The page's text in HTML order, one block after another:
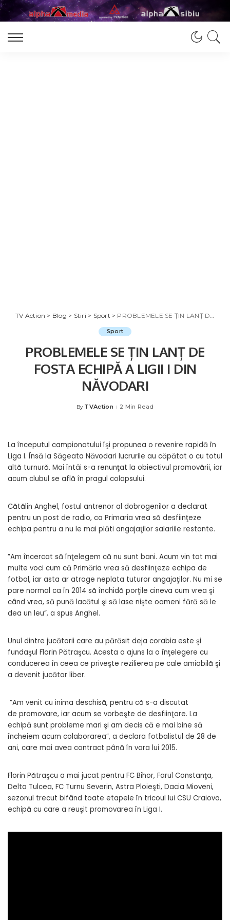
TV Action > Blog > Stiri > Sport > PROBLEMELE SE ȚIN LANȚ DE FOSTA ECHIPĂ A LIGII I DIN NĂVODARI
Sport
PROBLEMELE SE ȚIN LANȚ DE
FOSTA ECHIPĂ A LIGII I DIN
NĂVODARI
Posted
By TVAction 2 Min Read
La începutul campionatului îşi propunea o revenire rapidă în
Liga I. Însă la Săgeata Năvodari lucrurile au căpătat o cu totul
altă turnură. Mai întâi s-a renunţat la obiectivul promovării, iar
acum clubul se află în pragul colapsului.
Cătălin Anghel, fostul antrenor al dobrogenilor a declarat
pentru un post de radio, ca Primaria vrea să desfiinţeze
echipa pentru a nu le mai plăti angajaţilor salariile restante.
”Am încercat să înţelegem că nu sunt bani. Acum vin tot mai
multe voci cum că Primăria vrea să desfiinţeze echipa de
fotbal, iar asta ar atrage neplata tuturor angajaţilor. Nu mi se
pare normal ca în 2014 să închidă porţile cineva cum vrea şi
când vrea, să pună lacătul şi să lase nişte oameni fără să le
dea un leu”, a spus Anghel.
Unul dintre jucătorii care au părăsit deja corabia este şi
fundaşul Florin Pătraşcu. Acesta a ajuns la o înţelegere cu
conducerea în ceea ce priveşte rezilierea pe cale amiabilă şi
a devenit jucător liber.
“Am venit cu inima deschisă, pentru că s-a discutat
de promovare, iar acum se vorbeşte de desfiinţare. La
echipă sunt probleme mari şi am decis că e mai bine să
încheiem acum colaborarea”, a declara fotbalistul de 28 de
ani, care mai avea contract până în vara lui 2015.
Florin Pătraşcu a mai jucat pentru FC Bihor, Farul Constanţa,
Delta Tulcea, FC Turnu Severin, Astra Ploieşti, Dacia Mioveni,
sezonul trecut bifând toate etapele în tricoul lui CSU Craiova,
echipă cu care a reuşit promovarea în Liga I.